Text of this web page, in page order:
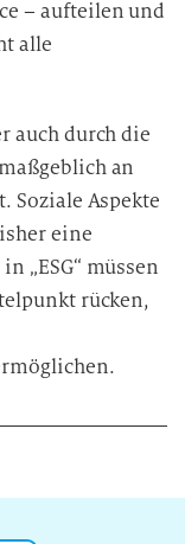
– aufteilen und
alle
auch durch die
an
Soziale Aspekte
eine
„ESG“ müssen
rücken,